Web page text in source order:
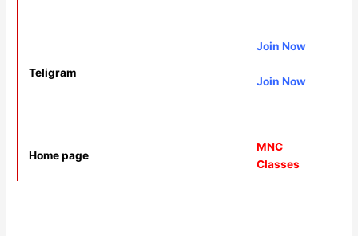
Teligram
Join Now
Join Now
Home page
MNC
Classes